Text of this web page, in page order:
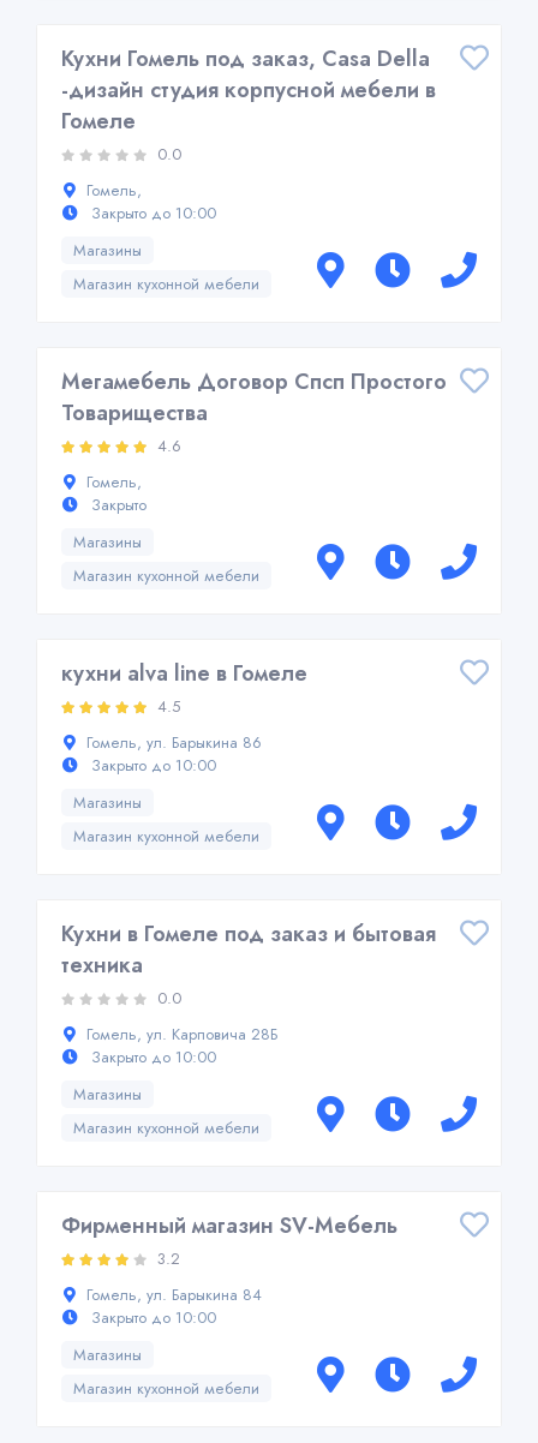
Кухни Гомель под заказ, Casa Della
-дизайн студия корпусной мебели в
Гомеле
0.0
Гомель,
Закрыто до 10:00
Магазины
Магазин кухонной мебели
Мегамебель Договор Спсп Простого
Товарищества
4.6
Гомель,
Закрыто
Магазины
Магазин кухонной мебели
кухни alva line в Гомеле
4.5
Гомель, ул. Барыкина 86
Закрыто до 10:00
Магазины
Магазин кухонной мебели
Кухни в Гомеле под заказ и бытовая
техника
0.0
Гомель, ул. Карповича 28Б
Закрыто до 10:00
Магазины
Магазин кухонной мебели
Фирменный магазин SV-Мебель
3.2
Гомель, ул. Барыкина 84
Закрыто до 10:00
Магазины
Магазин кухонной мебели